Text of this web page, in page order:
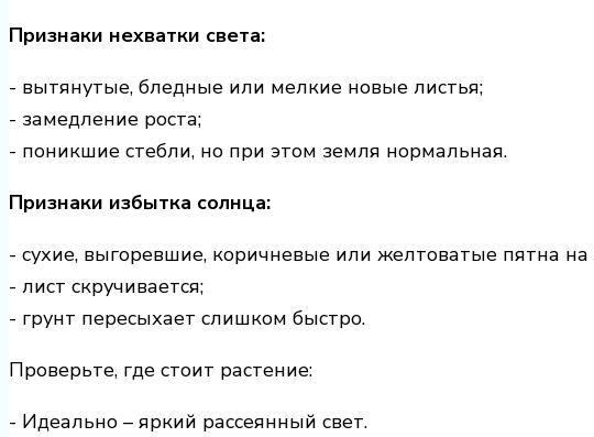
Признаки нехватки света:
- вытянутые, бледные или мелкие новые листья;
- замедление роста;
- поникшие стебли, но при этом земля нормальная.
Признаки избытка солнца:
- сухие, выгоревшие, коричневые или желтоватые пятна на
- лист скручивается;
- грунт пересыхает слишком быстро.
Проверьте, где стоит растение:
- Идеально – яркий рассеянный свет.